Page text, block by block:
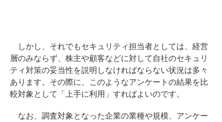
しかし、それでもセキュリティ担当者としては、経営
層のみならず、株主や顧客などに対して自社のセキュリ
ティ対策の妥当性を説明しなければならない状況は多々
あります。その際に、このようなアンケートの結果を比
較対象として「上手に利用」すればよいのです。
なお、調査対象となった企業の業種や規模、アンケー